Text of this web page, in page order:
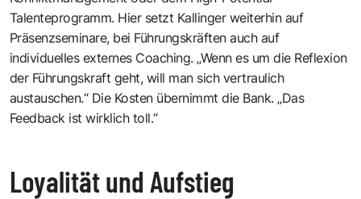
Talenteprogramm. Hier setzt Kallinger weiterhin auf
Präsenz­seminare, bei Führungskräften auch auf
individuelles externes Coaching. „Wenn es um die Reflexion
der Führungskraft geht, will man sich vertraulich
austauschen.“ Die Kosten übernimmt die Bank. „Das
Feedback ist wirklich toll.“
Loyalität und Aufstieg